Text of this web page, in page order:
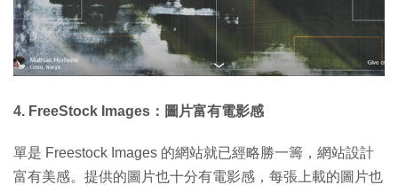
4. FreeStock Images：圖片富有電影感
單是 Freestock Images 的網站就已經略勝一籌，網站設計
富有美感。提供的圖片也十分有電影感，每張上載的圖片也